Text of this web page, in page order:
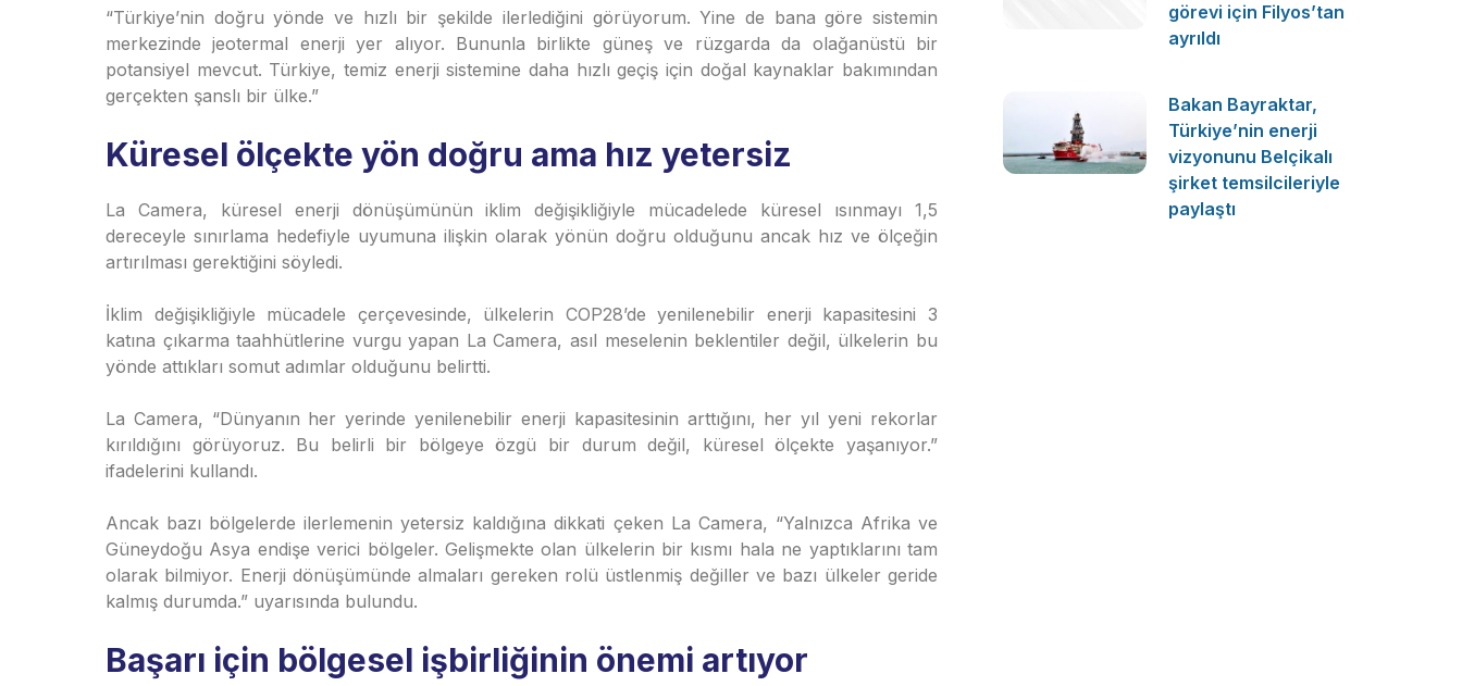
“Türkiye’nin doğru yönde ve hızlı bir şekilde ilerlediğini görüyorum. Yine de bana göre sistemin
merkezinde jeotermal enerji yer alıyor. Bununla birlikte güneş ve rüzgarda da olağanüstü bir
potansiyel mevcut. Türkiye, temiz enerji sistemine daha hızlı geçiş için doğal kaynaklar bakımından
gerçekten şanslı bir ülke.”
Küresel ölçekte yön doğru ama hız yetersiz
La Camera, küresel enerji dönüşümünün iklim değişikliğiyle mücadelede küresel ısınmayı 1,5
dereceyle sınırlama hedefiyle uyumuna ilişkin olarak yönün doğru olduğunu ancak hız ve ölçeğin
artırılması gerektiğini söyledi.
İklim değişikliğiyle mücadele çerçevesinde, ülkelerin COP28’de yenilenebilir enerji kapasitesini 3
katına çıkarma taahhütlerine vurgu yapan La Camera, asıl meselenin beklentiler değil, ülkelerin bu
yönde attıkları somut adımlar olduğunu belirtti.
La Camera, “Dünyanın her yerinde yenilenebilir enerji kapasitesinin arttığını, her yıl yeni rekorlar
kırıldığını görüyoruz. Bu belirli bir bölgeye özgü bir durum değil, küresel ölçekte yaşanıyor.”
ifadelerini kullandı.
Ancak bazı bölgelerde ilerlemenin yetersiz kaldığına dikkati çeken La Camera, “Yalnızca Afrika ve
Güneydoğu Asya endişe verici bölgeler. Gelişmekte olan ülkelerin bir kısmı hala ne yaptıklarını tam
olarak bilmiyor. Enerji dönüşümünde almaları gereken rolü üstlenmiş değiller ve bazı ülkeler geride
kalmış durumda.” uyarısında bulundu.
Başarı için bölgesel işbirliğinin önemi artıyor
görevi için Filyos’tan
ayrıldı
Bakan Bayraktar,
Türkiye’nin enerji
vizyonunu Belçikalı
şirket temsilcileriyle
paylaştı